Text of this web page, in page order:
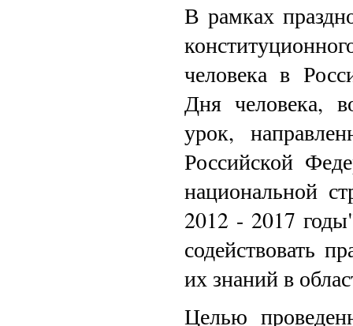
В рамках
человека в
Дня человека,
урок,
Российской
национальной
2012 - 2017
содействовать
их знаний в
Целью